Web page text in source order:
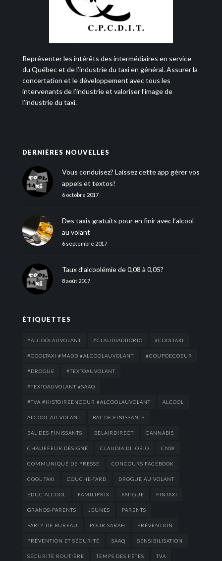
Représenter les intérêts des intermédiaires en service
du Québec et de l’industrie du taxi en général. Assurer la
concertation et le développement avec tous les
intervenants de l’industrie et valoriser l’image de
l’industrie du taxi.
DERNIÈRES NOUVELLES
Vous conduisez? Laissez cette app gérer vos
appels et textos!
6 octobre 2017
Des taxis gratuits pour en finir avec l’alcool
au volant
6 septembre 2017
Taux d’alcoolémie de 0,08 à 0,05?
8 août 2017
ÉTIQUETTES
#ALCOOLAUVOLANT #CLAUDIADIIORIO #COOLTAXI
#COOLTAXI #MADD #ALCOOLAUVOLANT #COUPDECOEUR
#DROGUE #TEXTOAUVOLANT
#TEXTOAUVOLANT #SAAQ
#TVA #HISTOIREENCOUR #ALCOOLAUVOLANT ALCOOL
ALCOOL AU VOLANT BAL DE FINISSANTS
BAL DES FINISSANTS BELAIRDIRECT CANNABIS
CHAUFFEUR DÉSIGNÉ CLAUDIA DI IORIO CNW
COMMUNIQUÉ DE PRESSE CONCOURS FACEBOOK
COOL TAXI COUCHE-TARD DROGUE AU VOLANT
EDUC'ALCOOL FAMILIPRIX FATIGUE FINTAXI
GRANDS-PARENTS JEUNES PARENTS
PARTY DE BUREAU POUR SARAH PRÉVENTION
PRÉVENTION ET SÉCURITÉ SAAQ SENSIBILISATION
SÉCURITÉ ROUTIÈRE TEMPS DES FÊTES TVA